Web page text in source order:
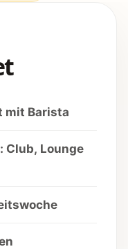
mit Barista
Club, Lounge